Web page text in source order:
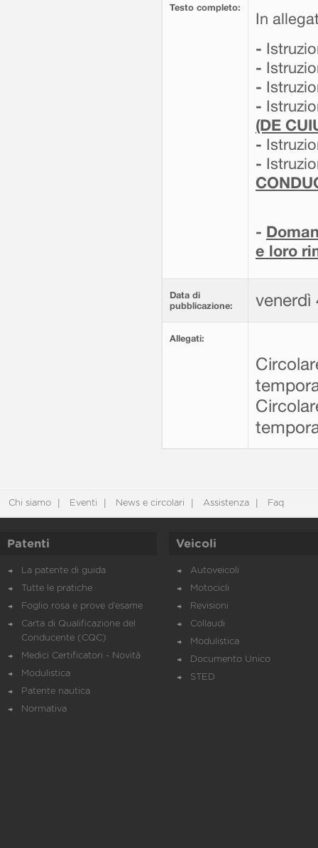
Testo completo:
In
-
-
-
-
(DE
-
-
-
e loro
Data di
pubblicazione:
venerdì
Allegati:
Chi siamo Eventi News e circolari Assistenza Faq
Patenti
La patente di guida
Tutte le pratiche
Foglio rosa e prove d’esame
Carta di Qualificazione del
Conducente (CQC)
Medici Certificatori - Novità
Modulistica
Patente nautica
Normativa
Veicoli
Autoveicoli
Motocicli
Revisioni
Collaudi
Modulistica
Documento Unico
STED